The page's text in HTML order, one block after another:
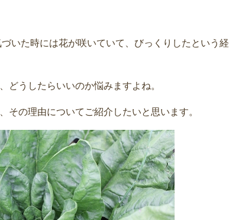
いた時には花が咲いていて、びっくりしたという経
どうしたらいいのか悩みますよね。
その理由についてご紹介したいと思います。